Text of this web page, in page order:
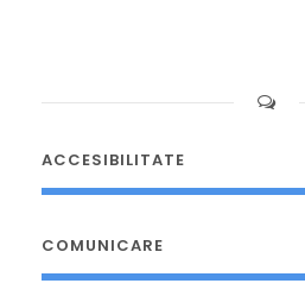
ACCESIBILITATE
COMUNICARE